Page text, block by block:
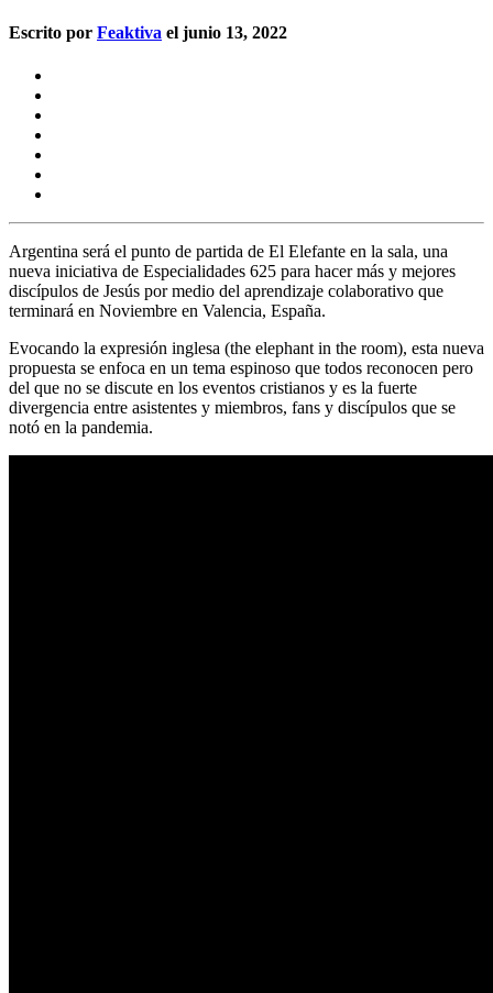
Escrito por Feaktiva el junio 13, 2022
Argentina será el punto de partida de El Elefante en la sala, una
nueva iniciativa de Especialidades 625 para hacer más y mejores
discípulos de Jesús por medio del aprendizaje colaborativo que
terminará en Noviembre en Valencia, España.
Evocando la expresión inglesa (the elephant in the room), esta nueva
propuesta se enfoca en un tema espinoso que todos reconocen pero
del que no se discute en los eventos cristianos y es la fuerte
divergencia entre asistentes y miembros, fans y discípulos que se
notó en la pandemia.